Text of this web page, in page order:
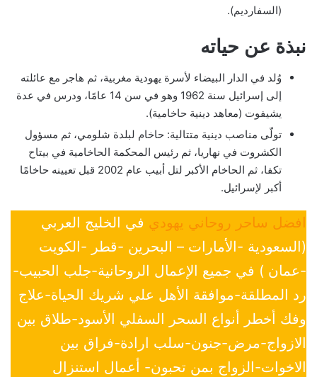
(السفارديم).
نبذة عن حياته
وُلد في الدار البيضاء لأسرة يهودية مغربية، ثم هاجر مع عائلته
إلى إسرائيل سنة 1962 وهو في سن 14 عامًا، ودرس في عدة
يشيفوت (معاهد دينية حاخامية).
تولّى مناصب دينية متتالية: حاخام لبلدة شلومي، ثم مسؤول
الكشروت في نهاريا، ثم رئيس المحكمة الحاخامية في بيتاح
تكفا، ثم الحاخام الأكبر لتل أبيب عام 2002 قبل تعيينه حاخامًا
أكبر لإسرائيل.
افضل ساحر روحاني يهودي في الخليج العربي
(السعودية -الأمارات – البحرين -قطر -الكويت
-عمان ) في جميع الإعمال الروحانية-جلب الحبيب-
رد المطلقة-موافقة الأهل علي شريك الحياة-علاج
وفك أخطر أنواع السحر السفلي الأسود-طلاق بين
الازواج-مرض-جنون-سلب ارادة-فراق بين
الاخوات-الزواج بمن تحبون- أعمال استنزال